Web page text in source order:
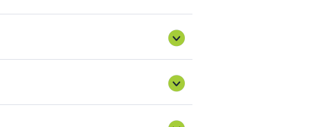
new-partnership/future-
kellett volna hatályba lépnie, azonban
február 1-igmeghosszabbításra
folytatódik.